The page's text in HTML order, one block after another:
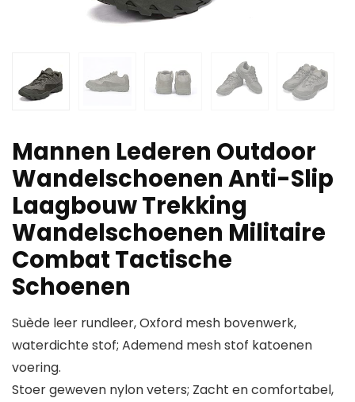
Mannen Lederen Outdoor
Wandelschoenen Anti-Slip
Laagbouw Trekking
Wandelschoenen Militaire
Combat Tactische
Schoenen
Suède leer rundleer, Oxford mesh bovenwerk,
waterdichte stof; Ademend mesh stof katoenen
voering.
Stoer geweven nylon veters; Zacht en comfortabel,